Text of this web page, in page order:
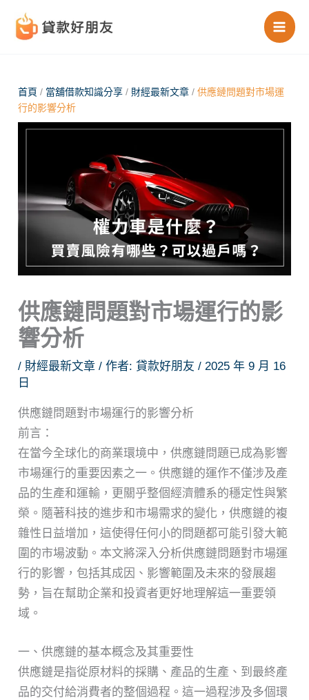
首頁 / 當舖借款知識分享 / 財經最新文章 /供應鏈問題對市場運
行的影響分析
供應鏈問題對市場運行的影
響分析
/ 財經最新文章 / 作者:貸款好朋友/2025 年 9 月 16
日
供應鏈問題對市場運行的影響分析
前言：
在當今全球化的商業環境中，供應鏈問題已成為影響
市場運行的重要因素之一。供應鏈的運作不僅涉及產
品的生產和運輸，更關乎整個經濟體系的穩定性與繁
榮。隨著科技的進步和市場需求的變化，供應鏈的複
雜性日益增加，這使得任何小的問題都可能引發大範
圍的市場波動。本文將深入分析供應鏈問題對市場運
行的影響，包括其成因、影響範圍及未來的發展趨
勢，旨在幫助企業和投資者更好地理解這一重要領
域。
一、供應鏈的基本概念及其重要性
供應鏈是指從原材料的採購、產品的生產、到最終產
品的交付給消費者的整個過程。這一過程涉及多個環